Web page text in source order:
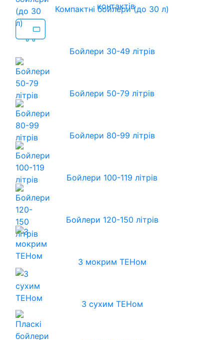
контактів
Компактні бойлери (до 30 л)
Бойлери 30-49 літрів
Бойлери 50-79 літрів
Бойлери 80-99 літрів
Бойлери 100-119 літрів
Бойлери 120-150 літрів
З мокрим ТЕНом
З сухим ТЕНом